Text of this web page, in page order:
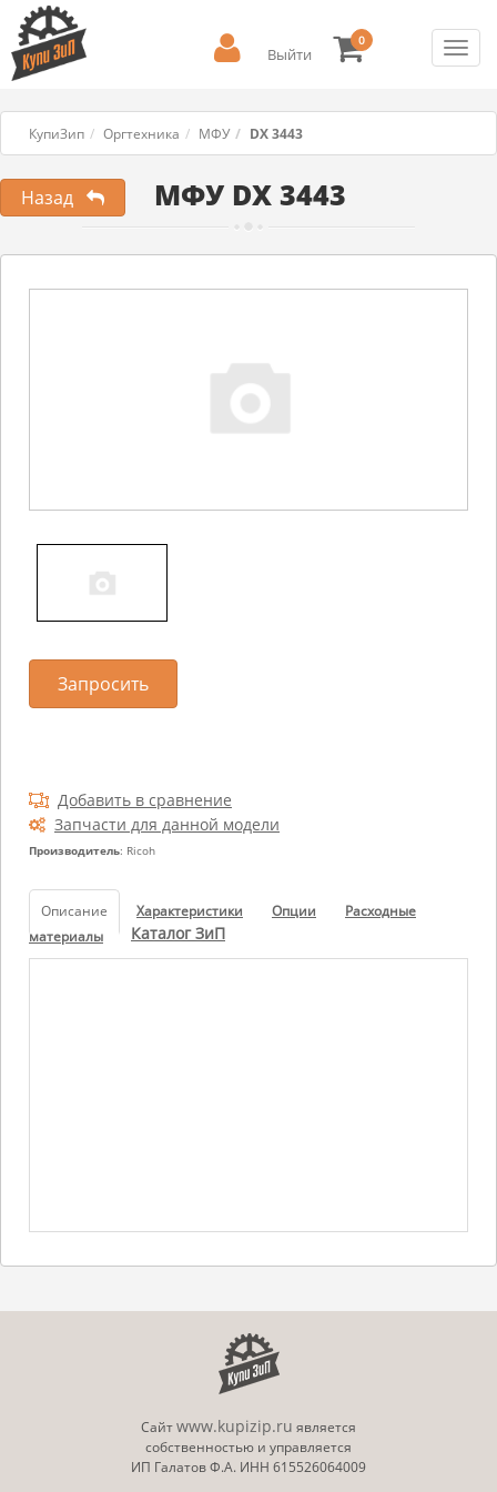
Выйти
0
КупиЗип Оргтехника МФУ DX 3443
МФУ DX 3443
Назад
Добавить в сравнение
Запчасти для данной модели
Производитель: Ricoh
Запросить
Описание Характеристики Опции
Расходные
материалы
Каталог ЗиП
Сайтwww.kupizip.ru является
собственностью и управляется
ИП Галатов Ф.А. ИНН 615526064009